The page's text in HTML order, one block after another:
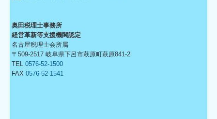
奥田税理士事務所
経営革新等支援機関認定
名古屋税理士会所属
〒509-2517 岐阜県下呂市萩原町萩原841-2
TEL0576-52-1500
FAX0576-52-1541